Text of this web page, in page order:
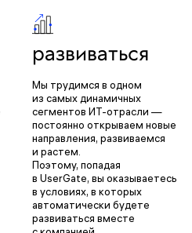
развиваться
Мы трудимся в одном
из самых динамичных
сегментов ИТ-отрасли —
постоянно открываем новые
направления, развиваемся
и растем.
Поэтому, попадая
в UserGate, вы оказываетесь
в условиях, в которых
автоматически будете
развиваться вместе